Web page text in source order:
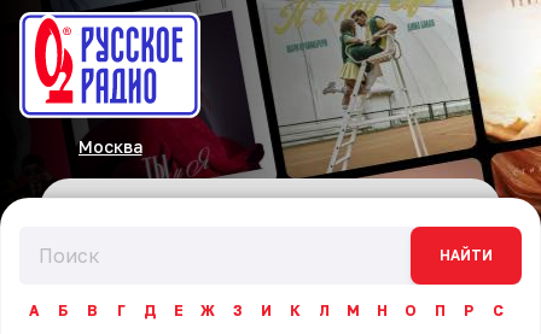
Москва
НАЙТИ
А Б В Г Д Е Ж З И К Л М Н О П Р
С